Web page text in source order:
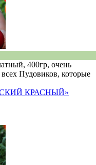
400гр, очень
Пудовиков, которые
КРАСНЫЙ»